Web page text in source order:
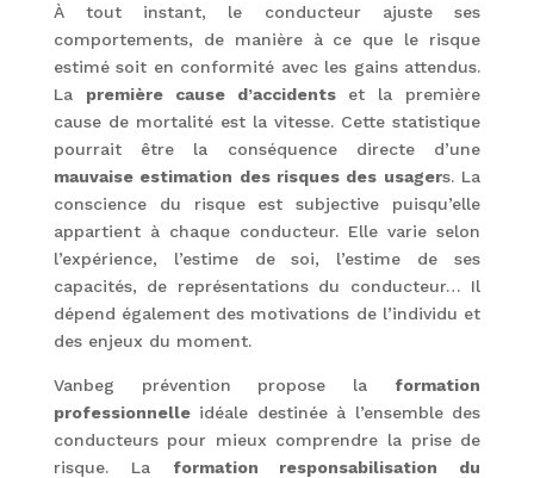
À tout instant, le conducteur ajuste ses
comportements, de manière à ce que le risque
estimé soit en conformité avec les gains attendus.
La première cause d’accidentset la première
cause de mortalité est la vitesse. Cette statistique
pourrait être la conséquence directe d’une
mauvaise estimation des risques des usagers. La
conscience du risque est subjective puisqu’elle
appartient à chaque conducteur. Elle varie selon
l’expérience, l’estime de soi, l’estime de ses
capacités, de représentations du conducteur… Il
dépend également des motivations de l’individu et
des enjeux du moment.
Vanbeg prévention propose la formation
professionnelleidéale destinée à l’ensemble des
conducteurs pour mieux comprendre la prise de
risque. La formation responsabilisation du